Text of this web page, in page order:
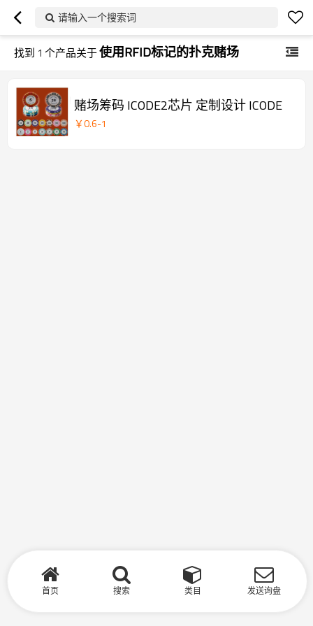
请输入一个搜索词
找到 1 个产品关于使用RFID标记的扑克赌场
赌场筹码 ICODE2芯片 定制设计 ICODE
￥0.6-1
首页 搜索 类目 发送询盘